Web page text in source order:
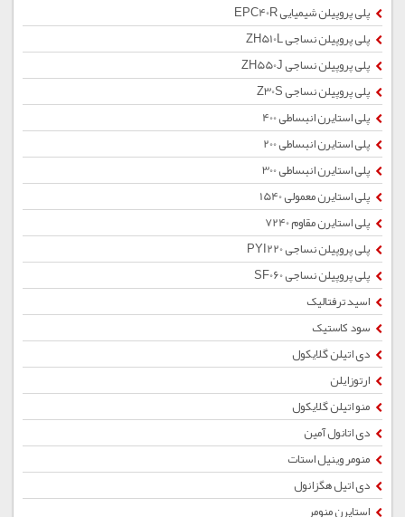
پلی پروپیلن شیمیایی EPC40R
پلی پروپیلن نساجی ZH510L
پلی پروپیلن نساجی ZH550J
پلی پروپیلن نساجی Z30S
پلی استایرن انبساطی 400
پلی استایرن انبساطی 200
پلی استایرن انبساطی 300
پلی استایرن معمولی 1540
پلی استایرن مقاوم 7240
پلی پروپیلن نساجی PYI220
پلی پروپیلن نساجی SF060
اسید ترفتالیک
سود کاستیک
دی اتیلن گلایکول
ارتوزایلن
منو اتیلن گلایکول
دی اتانول آمین
منومر وینیل استات
دی اتیل هگزانول
استایرن منومر